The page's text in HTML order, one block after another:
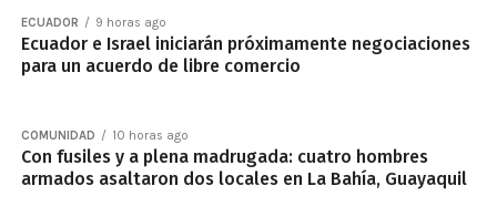
ECUADOR 9 horas ago
Ecuador e Israel iniciarán próximamente negociaciones
para un acuerdo de libre comercio
COMUNIDAD 10 horas ago
Con fusiles y a plena madrugada: cuatro hombres
armados asaltaron dos locales en La Bahía, Guayaquil